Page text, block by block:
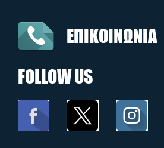
ΕΠΙΚΟΙΝΩΝΙΑ
FOLLOW US